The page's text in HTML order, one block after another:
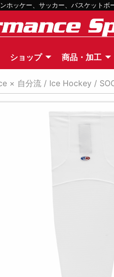
ホッケー、サッカー、バスケット
ショップ 商品・加工
× 自分流 / Ice Hockey /